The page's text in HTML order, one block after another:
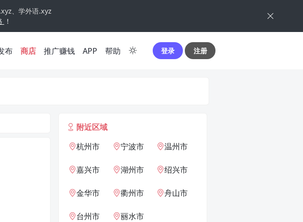
、学外语.xyz
！
布 商店 推广赚钱 APP 帮助 登录 注册
附近区域
杭州市
宁波市 温州市
嘉兴市 湖州市 绍兴市
金华市 衢州市 舟山市
台州市 丽水市